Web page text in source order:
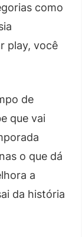
como
play, você
de
que vai
o que dá
a
da história